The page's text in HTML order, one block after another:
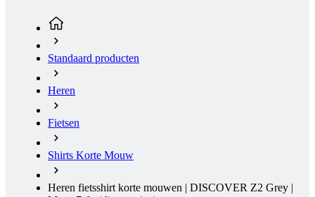
Heren
Fietsen
Shirts Korte Mouw
Heren fietsshirt korte mouwen | DISCOVER Z2 Grey |
Maat: 7
Loose fit